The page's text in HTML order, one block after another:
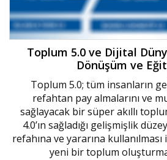
Toplum 5.0 ve Dijital
Dönüşüm ve
Toplum 5.0; tüm insanların
refahtan pay almalarını ve
sağlayacak bir süper akıllı
4.0’ın sağladığı gelişmişlik
refahına ve yararına
yeni bir toplum